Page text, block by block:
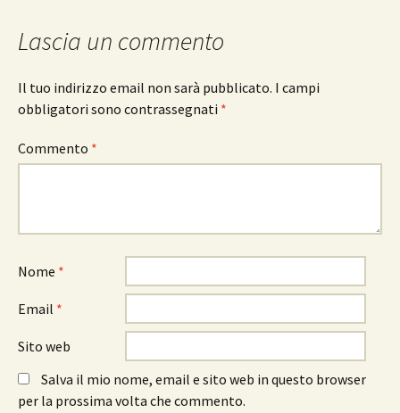
Lascia un commento
Il tuo indirizzo email non sarà pubblicato. I campi
obbligatori sono contrassegnati *
Commento *
Nome *
Email *
Sito web
Salva il mio nome, email e sito web in questo browser
per la prossima volta che commento.